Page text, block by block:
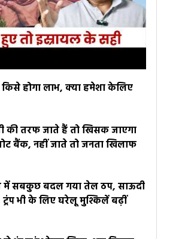
होगा लाभ, क्या हमेशा केलिए
की तरफ जाते हैं तो खिसक जाएगा
बैंक, नहीं जाते तो जनता खिलाफ
में सबकुछ बदल गया तेल ठप, साऊदी
भी के लिए घरेलू मुश्किलें बढ़ीं